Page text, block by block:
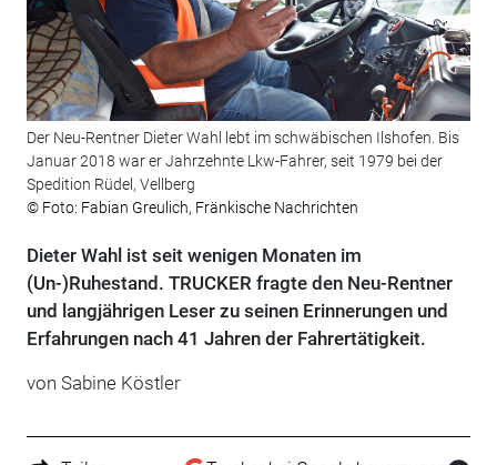
Der Neu-Rentner Dieter Wahl lebt im schwäbischen Ilshofen. Bis
Januar 2018 war er Jahrzehnte Lkw-Fahrer, seit 1979 bei der
Spedition Rüdel, Vellberg
© Foto: Fabian Greulich, Fränkische Nachrichten
Dieter Wahl ist seit wenigen Monaten im
(Un-)Ruhestand. TRUCKER fragte den Neu-Rentner
und langjährigen Leser zu seinen Erinnerungen und
Erfahrungen nach 41 Jahren der Fahrertätigkeit.
von Sabine Köstler